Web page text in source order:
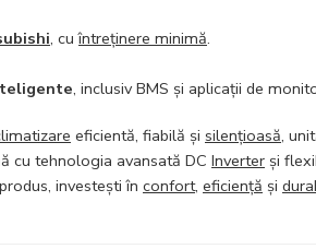
, cuîntreținere minimă.
, inclusiv BMS și aplicații de
eficientă, fiabilă și silențioasă,
cu tehnologia avansată DC Inverter și
investești în confort, eficiență și